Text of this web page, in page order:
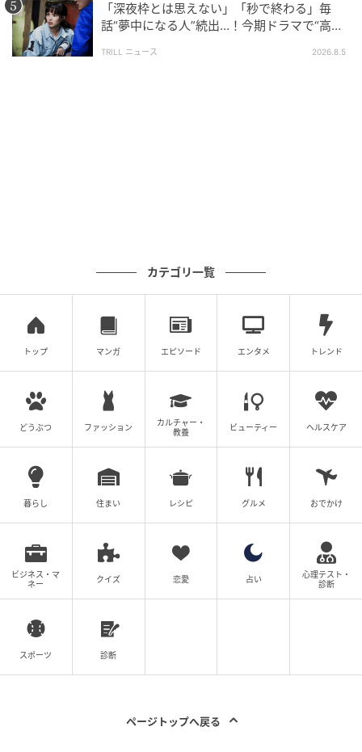
出典：ドラマ『この味もまたいつか恋しくなる』NHK
公式サイトより
って部屋を開けたら
の記事をもっとみる
「深夜枠とは思えない」「秒で終わる」毎
話“夢中になる人”続出…！今期ドラマで“高評
TRILL ニュース 2026.8.5
カテゴリ一覧
トップ マンガ エピソード エンタメ トレンド
どうぶつ ファッション
カルチャー・
教養
ビューティー ヘルスケア
暮らし 住まい レシピ グルメ おでかけ
ビジネス・マ
ネー
クイズ 恋愛 占い
心理テスト・
診断
スポーツ 診断
ページトップへ戻る